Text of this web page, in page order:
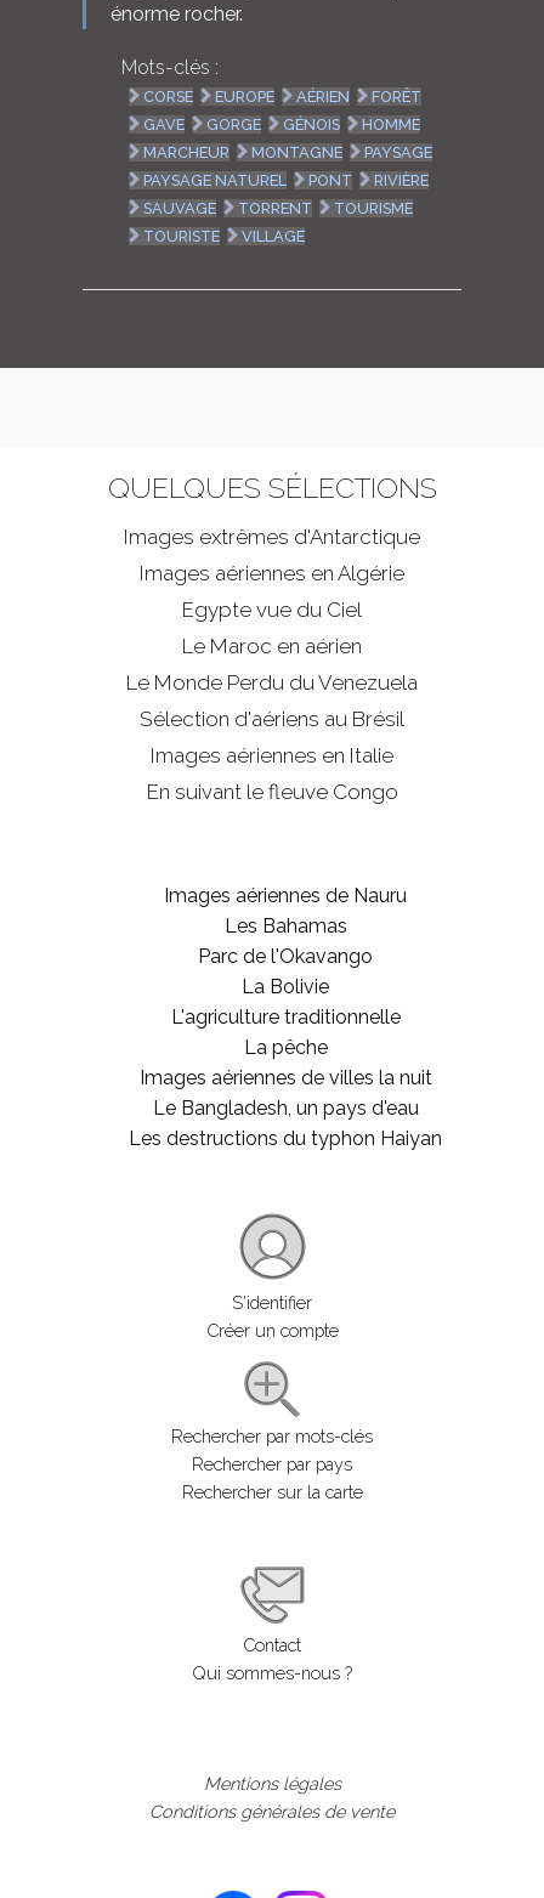
énorme rocher.
Mots-clés :
CORSE EUROPE AÉRIEN
FORÊT
GAVE
GORGE GÉNOIS
HOMME
MARCHEUR
MONTAGNE
PAYSAGE
PAYSAGE NATUREL
PONT
RIVIÈRE
SAUVAGE
TORRENT
TOURISME
TOURISTE
VILLAGE
QUELQUES SÉLECTIONS
Images extrêmes d'Antarctique
Images aériennes en Algérie
Egypte vue du Ciel
Le Maroc en aérien
Le Monde Perdu du Venezuela
Sélection d'aériens au Brésil
Images aériennes en Italie
En suivant le fleuve Congo
Images aériennes de Nauru
Les Bahamas
Parc de l'Okavango
La Bolivie
L'agriculture traditionnelle
La pêche
Images aériennes de villes la nuit
Le Bangladesh, un pays d'eau
Les destructions du typhon Haiyan
S'identifier
Créer un compte
Rechercher par mots-clés
Rechercher par pays
Rechercher sur la carte
Contact
Qui sommes-nous ?
Mentions légales
Conditions générales de vente